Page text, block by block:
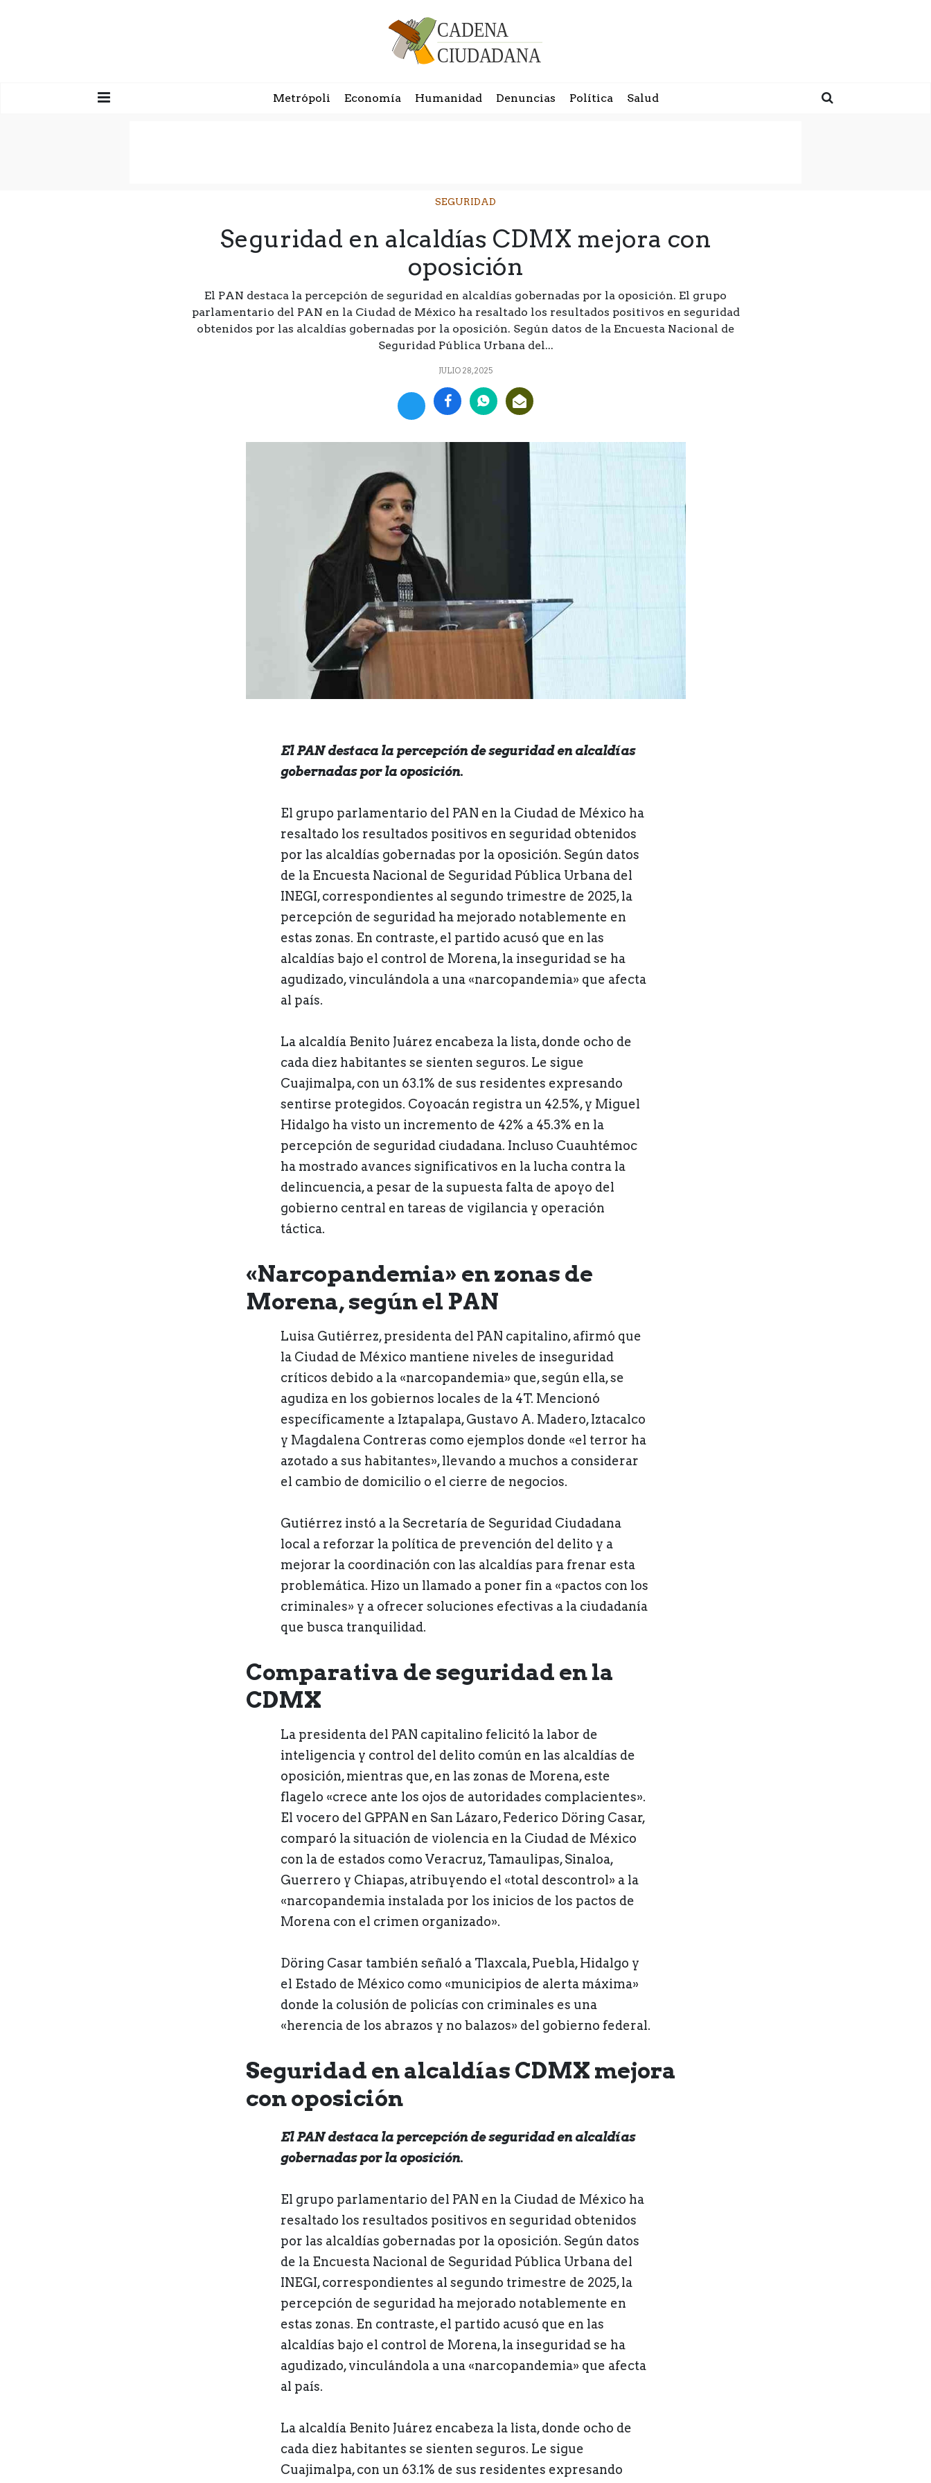
Metrópoli Economía Humanidad Denuncias Política Salud
SEGURIDAD
Seguridad en alcaldías CDMX mejora con
oposición
El PAN destaca la percepción de seguridad en alcaldías gobernadas por la oposición. El grupo
parlamentario del PAN en la Ciudad de México ha resaltado los resultados positivos en seguridad
obtenidos por las alcaldías gobernadas por la oposición. Según datos de la Encuesta Nacional de
Seguridad Pública Urbana del...
JULIO 28, 2025
El PAN destaca la percepción de seguridad en alcaldías
gobernadas por la oposición.
El grupo parlamentario del PAN en la Ciudad de México ha
resaltado los resultados positivos en seguridad obtenidos
por las alcaldías gobernadas por la oposición. Según datos
de la Encuesta Nacional de Seguridad Pública Urbana del
INEGI, correspondientes al segundo trimestre de 2025, la
percepción de seguridad ha mejorado notablemente en
estas zonas. En contraste, el partido acusó que en las
alcaldías bajo el control de Morena, la inseguridad se ha
agudizado, vinculándola a una «narcopandemia» que afecta
al país.
La alcaldía Benito Juárez encabeza la lista, donde ocho de
cada diez habitantes se sienten seguros. Le sigue
Cuajimalpa, con un 63.1% de sus residentes expresando
sentirse protegidos. Coyoacán registra un 42.5%, y Miguel
Hidalgo ha visto un incremento de 42% a 45.3% en la
percepción de seguridad ciudadana. Incluso Cuauhtémoc
ha mostrado avances significativos en la lucha contra la
delincuencia, a pesar de la supuesta falta de apoyo del
gobierno central en tareas de vigilancia y operación
táctica.
«Narcopandemia» en zonas de
Morena, según el PAN
Luisa Gutiérrez, presidenta del PAN capitalino, afirmó que
la Ciudad de México mantiene niveles de inseguridad
críticos debido a la «narcopandemia» que, según ella, se
agudiza en los gobiernos locales de la 4T. Mencionó
específicamente a Iztapalapa, Gustavo A. Madero, Iztacalco
y Magdalena Contreras como ejemplos donde «el terror ha
azotado a sus habitantes», llevando a muchos a considerar
el cambio de domicilio o el cierre de negocios.
Gutiérrez instó a la Secretaría de Seguridad Ciudadana
local a reforzar la política de prevención del delito y a
mejorar la coordinación con las alcaldías para frenar esta
problemática. Hizo un llamado a poner fin a «pactos con los
criminales» y a ofrecer soluciones efectivas a la ciudadanía
que busca tranquilidad.
Comparativa de seguridad en la
CDMX
La presidenta del PAN capitalino felicitó la labor de
inteligencia y control del delito común en las alcaldías de
oposición, mientras que, en las zonas de Morena, este
flagelo «crece ante los ojos de autoridades complacientes».
El vocero del GPPAN en San Lázaro, Federico Döring Casar,
comparó la situación de violencia en la Ciudad de México
con la de estados como Veracruz, Tamaulipas, Sinaloa,
Guerrero y Chiapas, atribuyendo el «total descontrol» a la
«narcopandemia instalada por los inicios de los pactos de
Morena con el crimen organizado».
Döring Casar también señaló a Tlaxcala, Puebla, Hidalgo y
el Estado de México como «municipios de alerta máxima»
donde la colusión de policías con criminales es una
«herencia de los abrazos y no balazos» del gobierno federal.
Seguridad en alcaldías CDMX mejora
con oposición
El PAN destaca la percepción de seguridad en alcaldías
gobernadas por la oposición.
El grupo parlamentario del PAN en la Ciudad de México ha
resaltado los resultados positivos en seguridad obtenidos
por las alcaldías gobernadas por la oposición. Según datos
de la Encuesta Nacional de Seguridad Pública Urbana del
INEGI, correspondientes al segundo trimestre de 2025, la
percepción de seguridad ha mejorado notablemente en
estas zonas. En contraste, el partido acusó que en las
alcaldías bajo el control de Morena, la inseguridad se ha
agudizado, vinculándola a una «narcopandemia» que afecta
al país.
La alcaldía Benito Juárez encabeza la lista, donde ocho de
cada diez habitantes se sienten seguros. Le sigue
Cuajimalpa, con un 63.1% de sus residentes expresando